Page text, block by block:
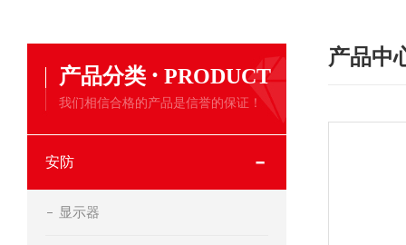
产品分类 · PRODUCT
我们相信合格的产品是信誉的保证！
安防
显示器
产品中